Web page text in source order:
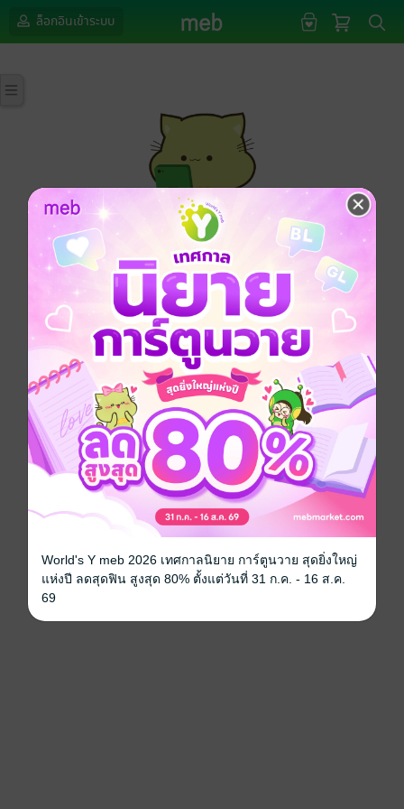
ล็อกอินเข้าระบบ
กรุณาเข้าสู่ระบบก่อนดำเนินรายการด้วยค่ะ
ล็อกอินเข้าระบบ
World's Y meb 2026 เทศกาลนิยาย การ์ตูนวาย สุดยิ่งใหญ่
แห่งปี ลดสุดฟิน สูงสุด 80% ตั้งแต่วันที่ 31 ก.ค. - 16 ส.ค.
69